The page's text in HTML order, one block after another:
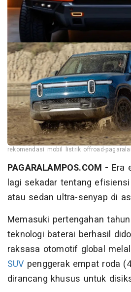
rekomendasi mobil listrik offroad-
PAGARALAMPOS.COM - Era
lagi sekadar tentang
atau sedan ultra-senyap di
Memasuki pertengahan
teknologi baterai berhasil
raksasa otomotif global
SUV penggerak empat roda
dirancang khusus untuk